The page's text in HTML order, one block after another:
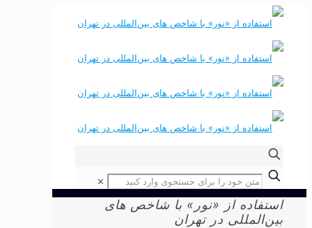
✕
استفاده از «نور» با شاخص های
بین‌المللی در تهران